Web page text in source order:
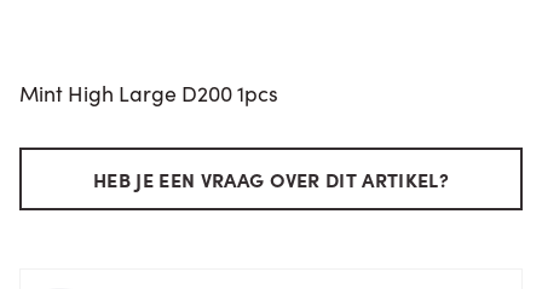
Mint High Large D200 1pcs
HEB JE EEN VRAAG OVER DIT ARTIKEL?